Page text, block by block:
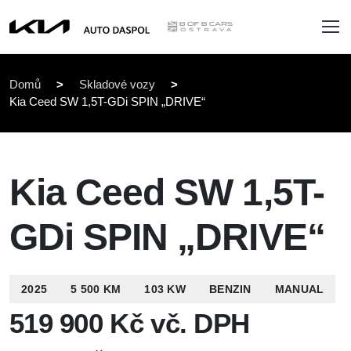
Domů > Skladové vozy
>
Kia Ceed SW 1,5T-GDi SPIN „DRIVE“
Kia Ceed SW 1,5T-
GDi SPIN „DRIVE“
2025 5 500 KM 103 KW BENZIN MANUAL
519 900 Kč vč. DPH